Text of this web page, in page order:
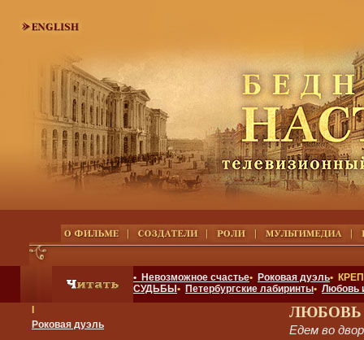
• Невозможное счастье• Роковая дуэль•
СУДЬБЫ • Петербургские лабиринты• Любовь
Роковая дуэль
ЛЮБОВЬ
Едем во